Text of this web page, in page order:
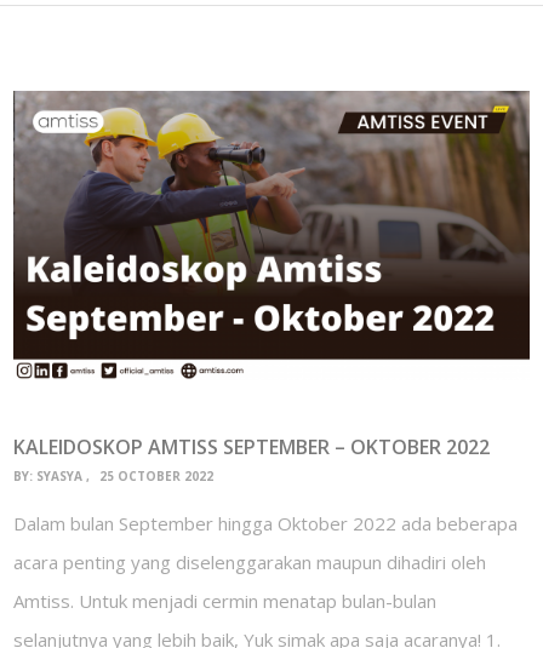
KALEIDOSKOP AMTISS SEPTEMBER – OKTOBER 2022
BY: SYASYA 25 OCTOBER 2022
Dalam bulan September hingga Oktober 2022 ada beberapa
acara penting yang diselenggarakan maupun dihadiri oleh
Amtiss. Untuk menjadi cermin menatap bulan-bulan
selanjutnya yang lebih baik, Yuk simak apa saja acaranya! 1.